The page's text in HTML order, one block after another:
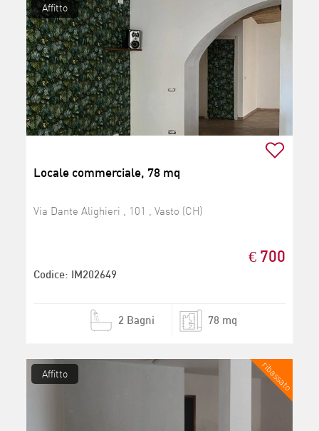
Affitto
Locale commerciale, 78 mq
Via Dante Alighieri , 101 , Vasto (CH)
€ 700
Codice: IM202649
2 Bagni 78 mq
Affitto ribassato